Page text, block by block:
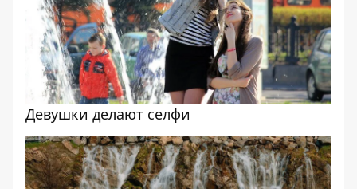
Девушки делают селфи